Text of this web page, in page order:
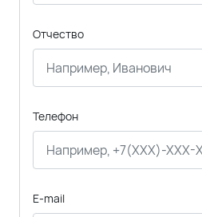
Отчество
Телефон
E-mail